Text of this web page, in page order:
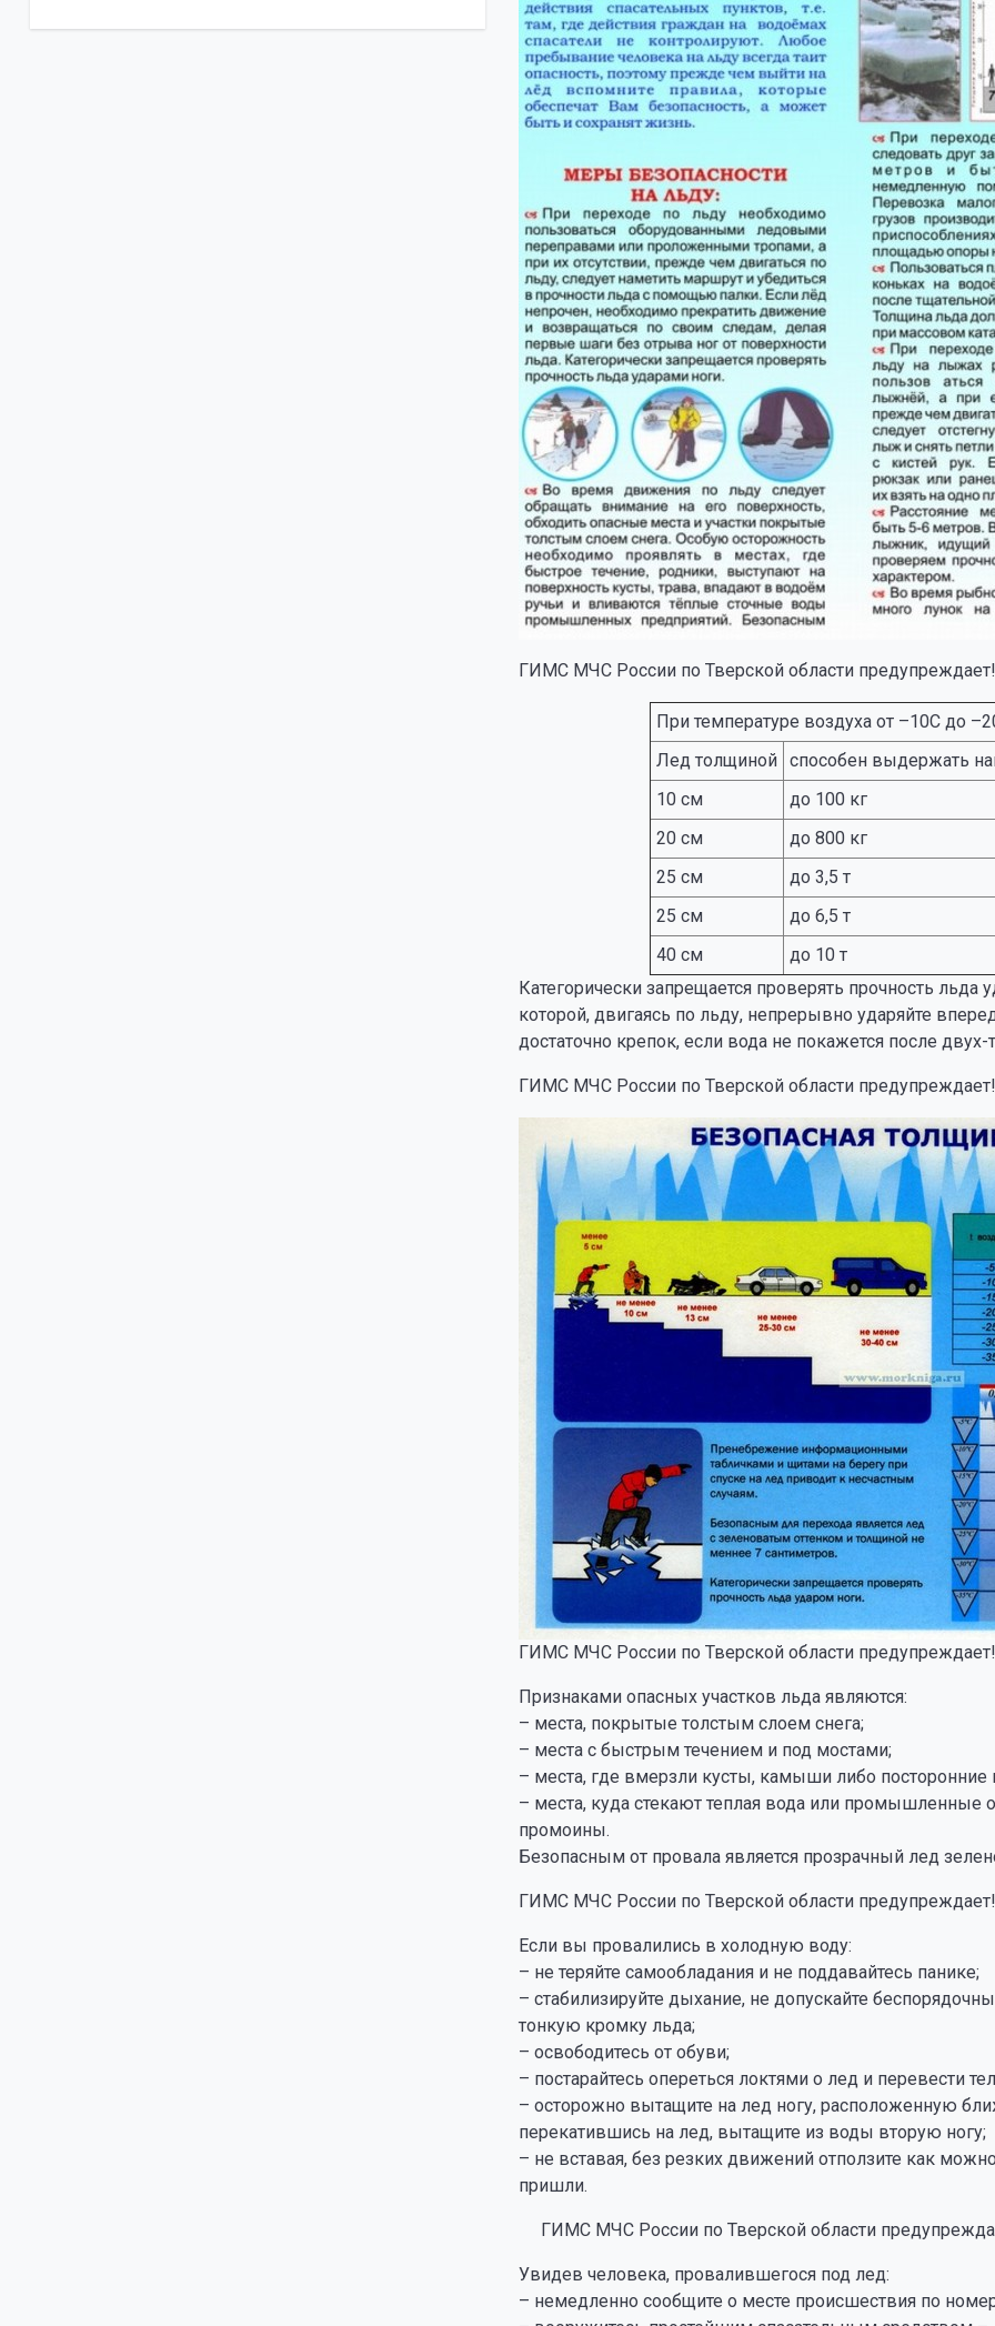
ГИМС МЧС России по Тверской области предупреждает!
При температуре воздуха от –10С до
Лед толщиной способен выдержать
10 см
до 100 кг
20 см
до 800 кг
25 см
до 3,5 т
25 см
до 6,5 т
40 см
до 10 т
Категорически запрещается проверять прочность
которой, двигаясь по льду, непрерывно ударяйте
достаточно крепок, если вода не покажется после двух-
ГИМС МЧС России по Тверской области предупреждает!
ГИМС МЧС России по Тверской области предупреждает!
Признаками опасных участков льда являются:
– места, покрытые толстым слоем снега;
– места с быстрым течением и под мостами;
– места, где вмерзли кусты, камыши либо
– места, куда стекают теплая вода или
промоины.
Безопасным от провала является прозрачный лед
ГИМС МЧС России по Тверской области предупреждает!
Если вы провалились в холодную воду:
– не теряйте самообладания и не поддавайтесь панике;
– стабилизируйте дыхание, не допускайте
тонкую кромку льда;
– освободитесь от обуви;
– постарайтесь опереться локтями о лед и перевести
– осторожно вытащите на лед ногу, расположенную
перекатившись на лед, вытащите из воды вторую ногу;
– не вставая, без резких движений отползите как
пришли.
ГИМС МЧС России по Тверской области
Увидев человека, провалившегося под лед:
– немедленно сообщите о месте происшествия по